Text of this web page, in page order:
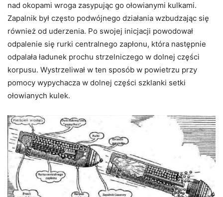
nad okopami wroga zasypując go ołowianymi kulkami.
Zapalnik był często podwójnego działania wzbudzając się
również od uderzenia. Po swojej inicjacji powodował
odpalenie się rurki centralnego zapłonu, która następnie
odpalała ładunek prochu strzelniczego w dolnej części
korpusu. Wystrzeliwał w ten sposób w powietrzu przy
pomocy wypychacza w dolnej części szklanki setki
ołowianych kulek.